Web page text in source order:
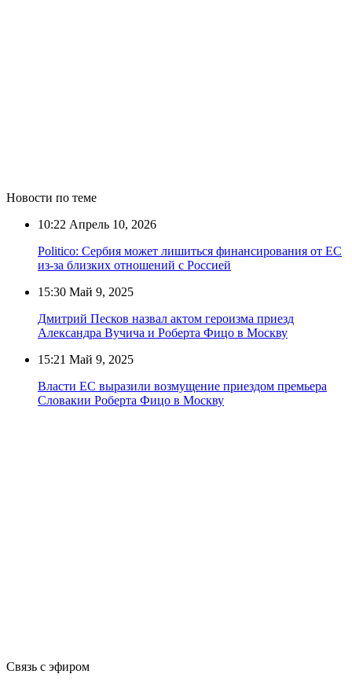
Новости по теме
10:22 Апрель 10, 2026
Politico: Сербия может лишиться финансирования от ЕС
из-за близких отношений с Россией
15:30 Май 9, 2025
Дмитрий Песков назвал актом героизма приезд
Александра Вучича и Роберта Фицо в Москву
15:21 Май 9, 2025
Власти ЕС выразили возмущение приездом премьера
Словакии Роберта Фицо в Москву
Связь с эфиром